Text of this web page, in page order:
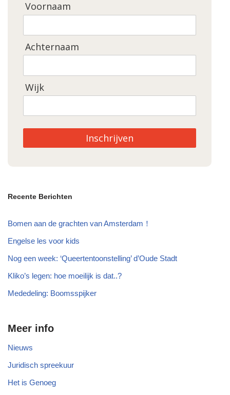
Voornaam
Achternaam
Wijk
Inschrijven
Recente Berichten
Bomen aan de grachten van Amsterdam！
Engelse les voor kids
Nog een week: ‘Queertentoonstelling’ d’Oude Stadt
Kliko’s legen: hoe moeilijk is dat..?
Mededeling: Boomsspijker
Meer info
Nieuws
Juridisch spreekuur
Het is Genoeg